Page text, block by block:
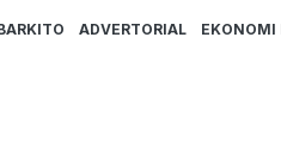
ADVERTORIAL EKONOMI